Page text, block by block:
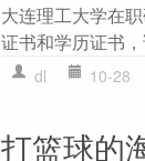
大连理工大学在
证书和学历证书
dl 10-28
打篮球的